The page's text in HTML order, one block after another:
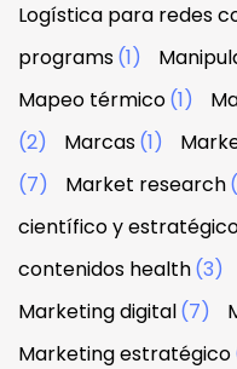
Logística para redes
programs(1)
Mapeo térmico(1)
(2)
Marcas(1)
(7)
Market research
científico y
contenidos health(3)
Marketing digital(7)
Marketing estratégico